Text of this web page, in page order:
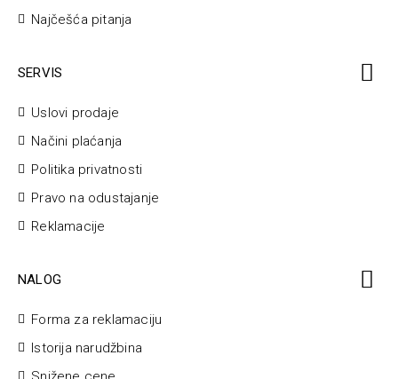
Najčešća pitanja
SERVIS
Uslovi prodaje
Načini plaćanja
Politika privatnosti
Pravo na odustajanje
Reklamacije
NALOG
Forma za reklamaciju
Istorija narudžbina